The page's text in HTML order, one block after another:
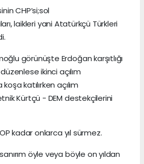
CHP’si;sol
laikleri yani Atatürkçü Türkleri
görünüşte Erdoğan karşıtlığı
ikinci açılım
katılırken açılım
Kürtçü - DEM destekçilerini
kadar onlarca yıl sürmez.
öyle veya böyle on yıldan